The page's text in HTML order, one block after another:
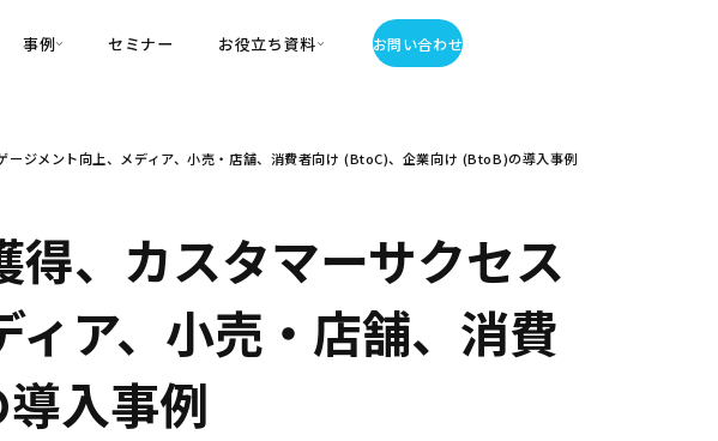
育成
・Commune Navigator
Growth
事例
導入事例
セミナー お役立ち資料
・お役立ち資料
お問い合わせ
ジメント向上、メディア、小売・店舗、消費者向け (BtoC)、企業向け (BtoB)の導入事例
、カスタマーサクセス
ア、小売・店舗、消費
入事例